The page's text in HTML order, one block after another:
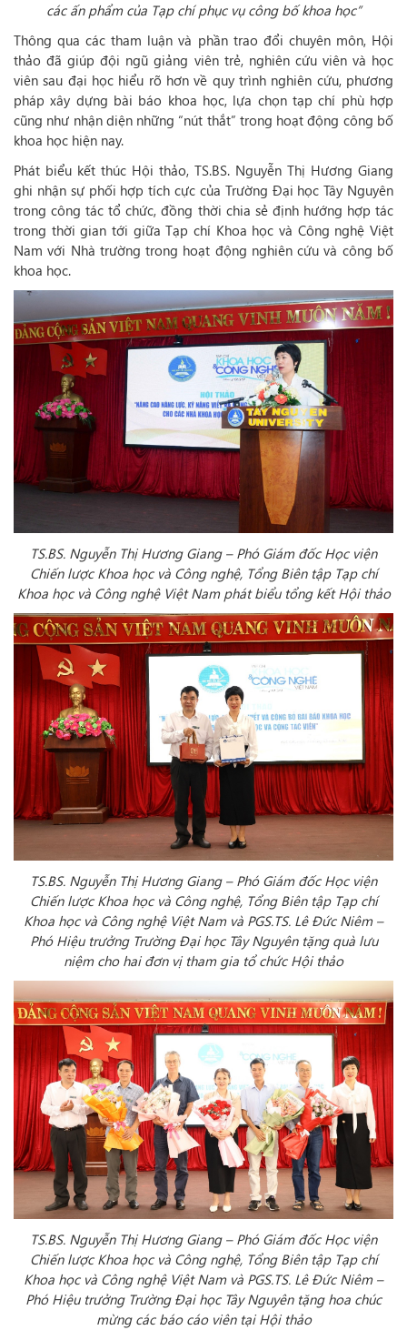
các ấn phẩm của Tạp chí phục vụ công bố khoa học”
Thông qua các tham luận và phần trao đổi chuyên môn, Hội
thảo đã giúp đội ngũ giảng viên trẻ, nghiên cứu viên và học
viên sau đại học hiểu rõ hơn về quy trình nghiên cứu, phương
pháp xây dựng bài báo khoa học, lựa chọn tạp chí phù hợp
cũng như nhận diện những “nút thắt” trong hoạt động công bố
khoa học hiện nay.
Phát biểu kết thúc Hội thảo, TS.BS. Nguyễn Thị Hương Giang
ghi nhận sự phối hợp tích cực của Trường Đại học Tây Nguyên
trong công tác tổ chức, đồng thời chia sẻ định hướng hợp tác
trong thời gian tới giữa Tạp chí Khoa học và Công nghệ Việt
Nam với Nhà trường trong hoạt động nghiên cứu và công bố
khoa học.
TS.BS. Nguyễn Thị Hương Giang – Phó Giám đốc Học viện
Chiến lược Khoa học và Công nghệ, Tổng Biên tập Tạp chí
Khoa học và Công nghệ Việt Nam phát biểu tổng kết Hội thảo
TS.BS. Nguyễn Thị Hương Giang – Phó Giám đốc Học viện
Chiến lược Khoa học và Công nghệ, Tổng Biên tập Tạp chí
Khoa học và Công nghệ Việt Nam và PGS.TS. Lê Đức Niêm –
Phó Hiệu trưởng Trường Đại học Tây Nguyên tặng quà lưu
niệm cho hai đơn vị tham gia tổ chức Hội thảo
TS.BS. Nguyễn Thị Hương Giang – Phó Giám đốc Học viện
Chiến lược Khoa học và Công nghệ, Tổng Biên tập Tạp chí
Khoa học và Công nghệ Việt Nam và PGS.TS. Lê Đức Niêm –
Phó Hiệu trưởng Trường Đại học Tây Nguyên tặng hoa chúc
mừng các báo cáo viên tại Hội thảo